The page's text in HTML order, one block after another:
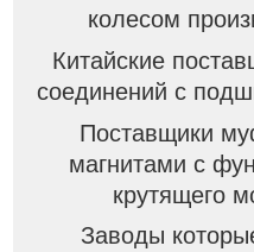
колесом
Китайские
соединений с
Поставщики
магнитами с
крутящего
Заводы